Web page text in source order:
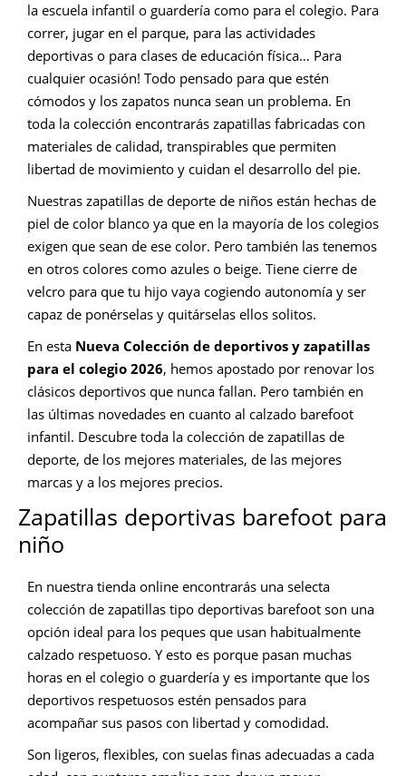
la escuela infantil o guardería como para el colegio. Para
correr, jugar en el parque, para las actividades
deportivas o para clases de educación física… Para
cualquier ocasión! Todo pensado para que estén
cómodos y los zapatos nunca sean un problema. En
toda la colección encontrarás zapatillas fabricadas con
materiales de calidad, transpirables que permiten
libertad de movimiento y cuidan el desarrollo del pie.
Nuestras zapatillas de deporte de niños están hechas de
piel de color blanco ya que en la mayoría de los colegios
exigen que sean de ese color. Pero también las tenemos
en otros colores como azules o beige. Tiene cierre de
velcro para que tu hijo vaya cogiendo autonomía y ser
capaz de ponérselas y quitárselas ellos solitos.
En esta Nueva Colección de deportivos y zapatillas
para el colegio 2026, hemos apostado por renovar los
clásicos deportivos que nunca fallan. Pero también en
las últimas novedades en cuanto al calzado barefoot
infantil. Descubre toda la colección de zapatillas de
deporte, de los mejores materiales, de las mejores
marcas y a los mejores precios.
Zapatillas deportivas barefoot para
niño
En nuestra tienda online encontrarás una selecta
colección de zapatillas tipo deportivas barefoot son una
opción ideal para los peques que usan habitualmente
calzado respetuoso. Y esto es porque pasan muchas
horas en el colegio o guardería y es importante que los
deportivos respetuosos estén pensados para
acompañar sus pasos con libertad y comodidad.
Son ligeros, flexibles, con suelas finas adecuadas a cada